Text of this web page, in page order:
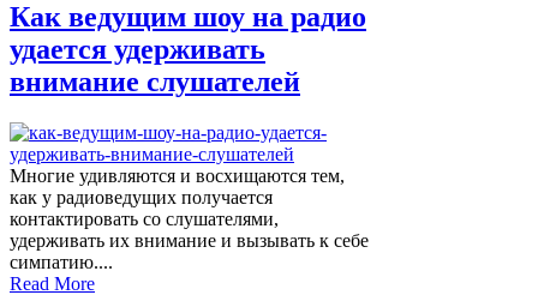
Как ведущим шоу на радио
удается удерживать
внимание слушателей
Многие удивляются и восхищаются тем,
как у радиоведущих получается
контактировать со слушателями,
удерживать их внимание и вызывать к себе
симпатию....
Read More